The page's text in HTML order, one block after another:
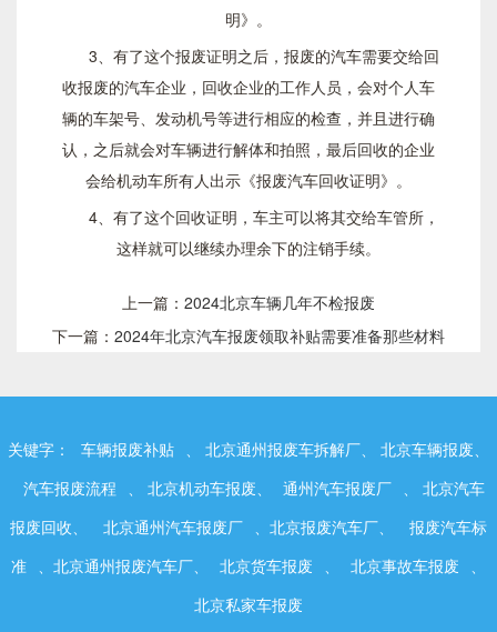
明》。
3、有了这个报废证明之后，报废的汽车需要交给回
收报废的汽车企业，回收企业的工作人员，会对个人车
辆的车架号、发动机号等进行相应的检查，并且进行确
认，之后就会对车辆进行解体和拍照，最后回收的企业
会给机动车所有人出示《报废汽车回收证明》。
4、有了这个回收证明，车主可以将其交给车管所，
这样就可以继续办理余下的注销手续。
上一篇： 2024北京车辆几年不检报废
下一篇： 2024年北京汽车报废领取补贴需要准备那些材料
关键字： 车辆报废补贴
、 北京通州报废车拆解厂、 北京车辆报废、
汽车报废流程
、 北京机动车报废、 通州汽车报废厂
、 北京汽车
报废回收、
北京通州汽车报废厂 、北京报废汽车厂、
报废汽车标
准
、北京通州报废汽车厂、 北京货车报废 北京事故车报废
北京私家车报废